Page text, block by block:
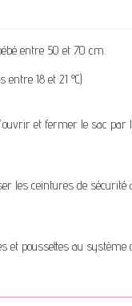
entre 50 et 70 cm.
18 et 21 °C)
et fermer le sac par
les ceintures de
et poussettes au